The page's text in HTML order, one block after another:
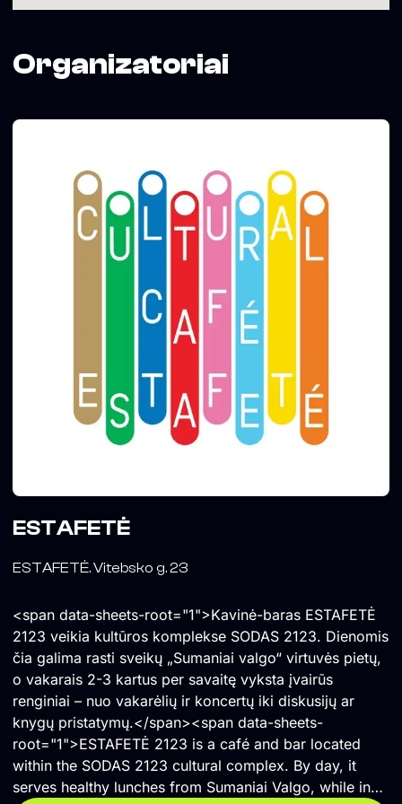
Organizatoriai
ESTAFETĖ
ESTAFETĖ. Vitebsko g. 23
<span data-sheets-root="1">Kavinė-baras ESTAFETĖ
2123 veikia kultūros komplekse SODAS 2123. Dienomis
čia galima rasti sveikų „Sumaniai valgo“ virtuvės pietų,
o vakarais 2-3 kartus per savaitę vyksta įvairūs
renginiai – nuo vakarėlių ir koncertų iki diskusijų ar
knygų pristatymų.</span><span data-sheets-
root="1">ESTAFETĖ 2123 is a café and bar located
within the SODAS 2123 cultural complex. By day, it
serves healthy lunches from Sumaniai Valgo, while in